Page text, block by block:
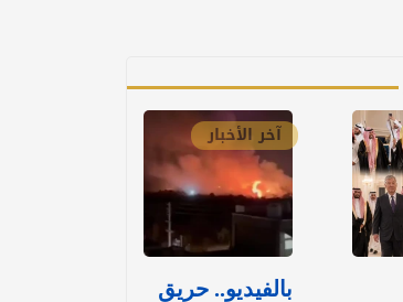
آخر الأخبار
بالفيديو.. حريق